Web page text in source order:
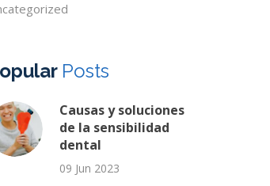
Posts
Causas y soluciones
de la sensibilidad
dental
09 Jun 2023